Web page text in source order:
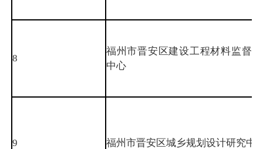
8
福州市晋安区建设工程材料监督
中心
9 福州市晋安区城乡规划设计研究中